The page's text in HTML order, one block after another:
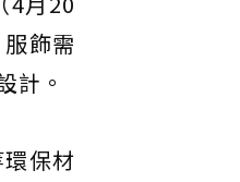
飾需
計。
保材